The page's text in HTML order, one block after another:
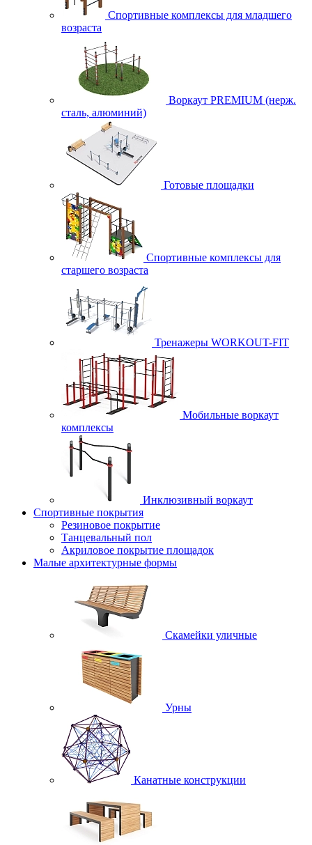
Спортивные комплексы для младшего
возраста
Воркаут PREMIUM (нерж.
сталь, алюминий)
Готовые площадки
Спортивные комплексы для
старшего возраста
Тренажеры WORKOUT-FIT
Мобильные воркаут
комплексы
Инклюзивный воркаут
Спортивные покрытия
Резиновое покрытие
Танцевальный пол
Акриловое покрытие площадок
Малые архитектурные формы
Скамейки уличные
Урны
Канатные конструкции